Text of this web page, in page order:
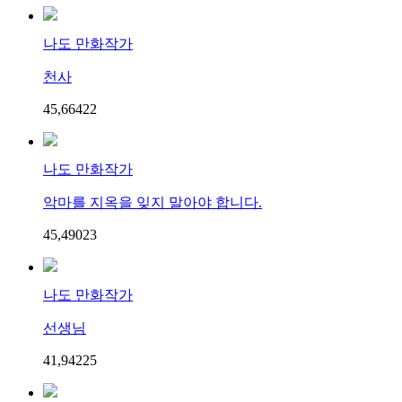
나도 만화작가
천사
45,66422
나도 만화작가
악마를 지옥을 잊지 말아야 합니다.
45,49023
나도 만화작가
선생님
41,94225